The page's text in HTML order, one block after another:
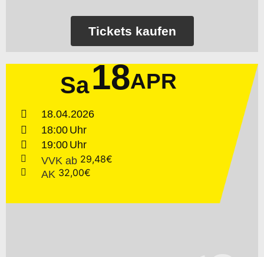
Tickets kaufen
Sa18APR
18.04.2026
18:00
19:00
VVK ab 29,48€
AK 32,00€